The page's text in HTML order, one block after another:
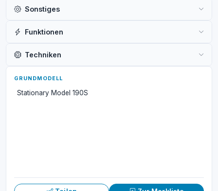
Sonstiges
Funktionen
Techniken
GRUNDMODELL
Stationary Model 190S